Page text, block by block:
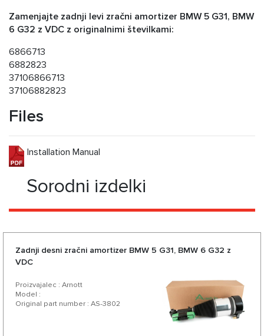
Zamenjajte zadnji levi zračni amortizer BMW 5 G31, BMW
6 G32 z VDC z originalnimi številkami:
6866713
6882823
37106866713
37106882823
Files
Installation Manual
Sorodni izdelki
Zadnji desni zračni amortizer BMW 5 G31, BMW 6 G32 z
VDC
Proizvajalec : Arnott
Model :
Original part number : AS-3802